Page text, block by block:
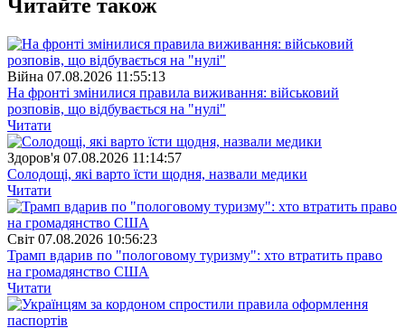
Читайте також
Війна 07.08.2026 11:55:13
На фронті змінилися правила виживання: військовий
розповів, що відбувається на "нулі"
Читати
Здоров'я 07.08.2026 11:14:57
Солодощі, які варто їсти щодня, назвали медики
Читати
Свiт 07.08.2026 10:56:23
Трамп вдарив по "пологовому туризму": хто втратить право
на громадянство США
Читати